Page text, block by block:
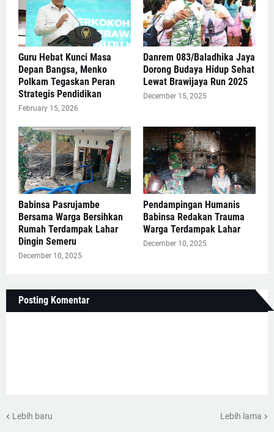
Guru Hebat Kunci Masa
Depan Bangsa, Menko
Polkam Tegaskan Peran
Strategis Pendidikan
February 15, 2026
Danrem 083/Baladhika Jaya
Dorong Budaya Hidup Sehat
Lewat Brawijaya Run 2025
December 15, 2025
Babinsa Pasrujambe
Bersama Warga Bersihkan
Rumah Terdampak Lahar
Dingin Semeru
December 10, 2025
Pendampingan Humanis
Babinsa Redakan Trauma
Warga Terdampak Lahar
December 10, 2025
Posting Komentar
Lebih baru Lebih lama